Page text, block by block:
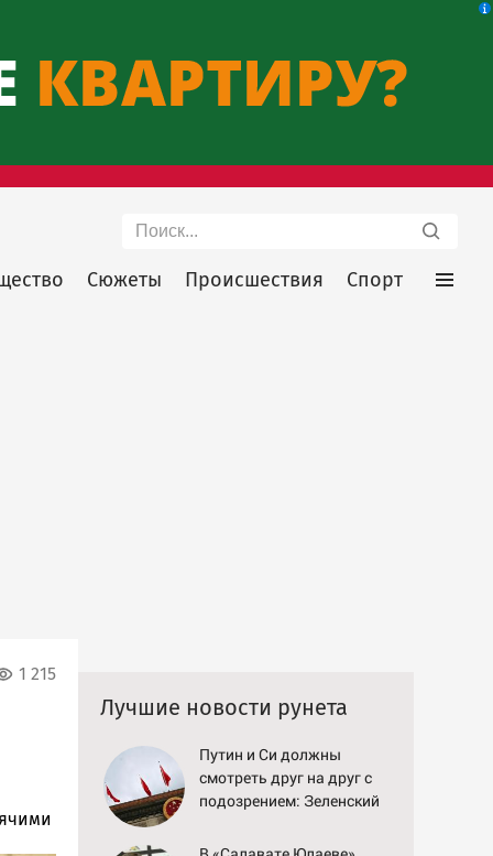
Поиск
Сюжеты Происшествия Спорт
1 215
Лучшие новости рунета
Путин и Си должны
смотреть друг на друг с
подозрением: Зеленский
дипломатам